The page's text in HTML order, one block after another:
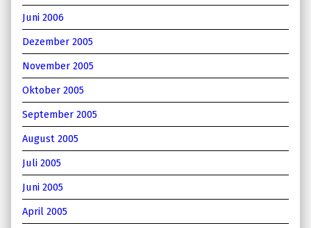
Juni 2006
Dezember 2005
November 2005
Oktober 2005
September 2005
August 2005
Juli 2005
Juni 2005
April 2005